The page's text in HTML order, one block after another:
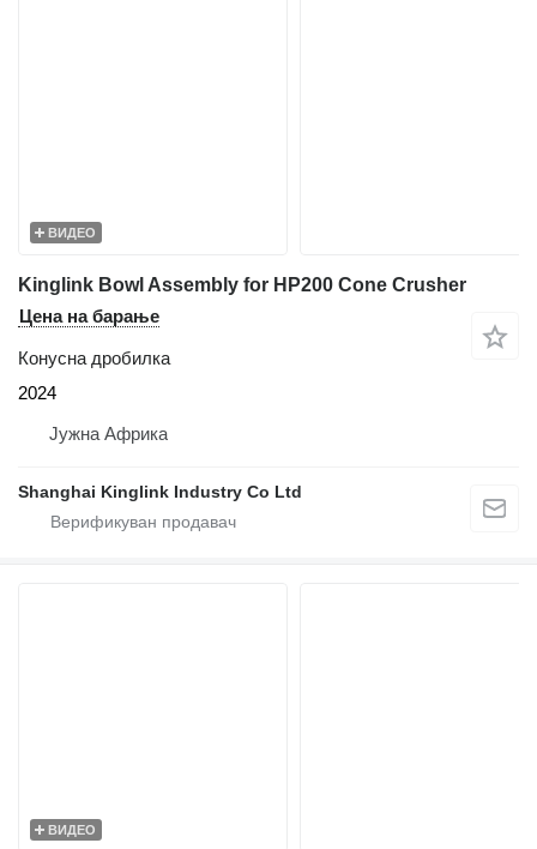
ВИДЕО
Kinglink Bowl Assembly for HP200 Cone Crusher
Цена на барање
Конусна дробилка
2024
Јужна Африка
Shanghai Kinglink Industry Co Ltd
ВИДЕО